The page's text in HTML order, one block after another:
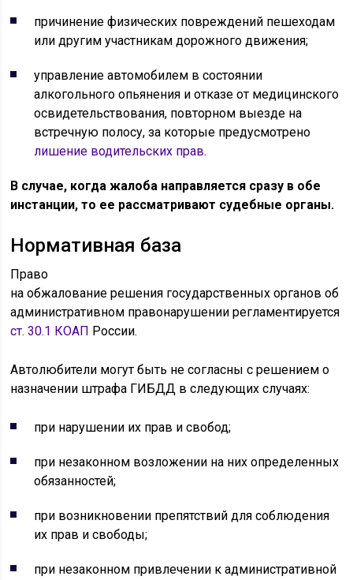
причинение физических повреждений пешеходам
или другим участникам дорожного движения;
управление автомобилем в состоянии
алкогольного опьянения и отказе от медицинского
освидетельствования, повторном выезде на
встречную полосу, за которые предусмотрено
лишение водительских прав.
В случае, когда жалоба направляется сразу в обе
инстанции, то ее рассматривают судебные органы.
Нормативная база
Право
на обжалование решения государственных органов об
административном правонарушении регламентируется
ст. 30.1 КОАП России.
Автолюбители могут быть не согласны с решением о
назначении штрафа ГИБДД в следующих случаях:
при нарушении их прав и свобод;
при незаконном возложении на них определенных
обязанностей;
при возникновении препятствий для соблюдения
их прав и свободы;
при незаконном привлечении к административной